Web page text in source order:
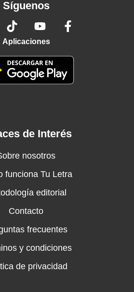
Síguenos
Aplicaciones
de Interés
nosotros
funciona Tu Letra
editorial
Contacto
frecuentes
y condiciones
de privacidad